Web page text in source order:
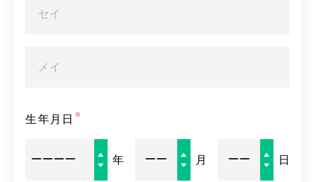
幼稚園教諭
生年月日
年 月 日